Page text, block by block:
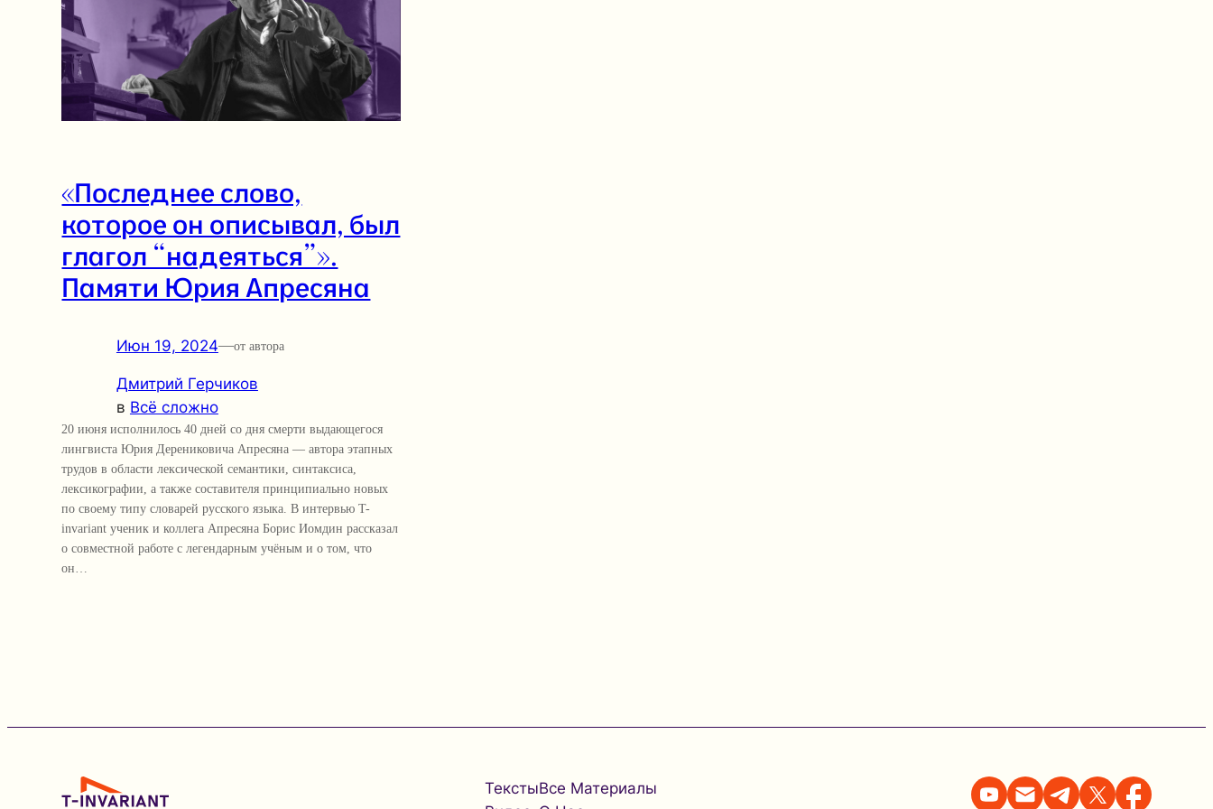
«Последнее слово,
которое он описывал, был
глагол “надеяться”».
Памяти Юрия Апресяна
Июн 19, 2024—от автора
Дмитрий Герчиков
в Всё сложно
20 июня исполнилось 40 дней со дня смерти выдающегося
лингвиста Юрия Дерениковича Апресяна — автора этапных
трудов в области лексической семантики, синтаксиса,
лексикографии, а также составителя принципиально новых
по своему типу словарей русского языка. В интервью T-
invariant ученик и коллега Апресяна Борис Иомдин рассказал
о совместной работе с легендарным учёным и о том, что
он…
ТекстыВсе Материалы